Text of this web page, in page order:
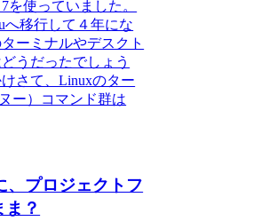
を使っていました。
へ移行して４年にな
ーミナルやデスクト
うだったでしょう
さて、Linuxのター
ー）コマンド群は
、プロジェクトフ
ま？